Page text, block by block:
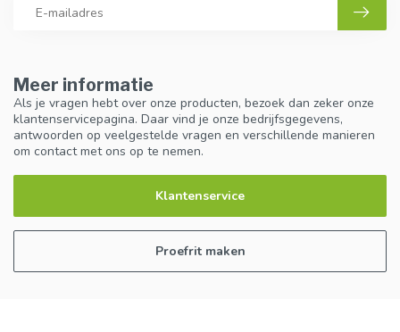
Meer informatie
Als je vragen hebt over onze producten, bezoek dan zeker onze
klantenservicepagina. Daar vind je onze bedrijfsgegevens,
antwoorden op veelgestelde vragen en verschillende manieren
om contact met ons op te nemen.
Klantenservice
Proefrit maken